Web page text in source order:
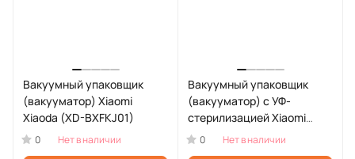
Вакуумный упаковщик
(вакууматор) Xiaomi
Xiaoda (XD-BXFKJ01)
0 Нет в наличии
Вакуумный упаковщик
(вакууматор) с УФ-
стерилизацией Xiaomi
Xiaoda XD-ZKFKJ01
0 Нет в наличии